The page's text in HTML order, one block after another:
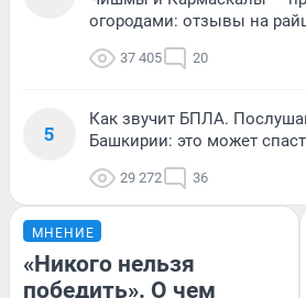
огородами: отзывы на
37 405 20
5
Как звучит БПЛА.
Башкирии: это может
29 272 36
МНЕНИЕ
«Никого нельзя
победить». О чем